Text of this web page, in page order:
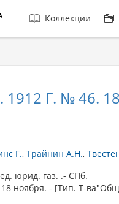
Главная
навигация
Коллекции
Г. № 46.
Г. Трайнин А.Н.
юрид. газ. .- СПб.
ноября. - [Тип. Т-